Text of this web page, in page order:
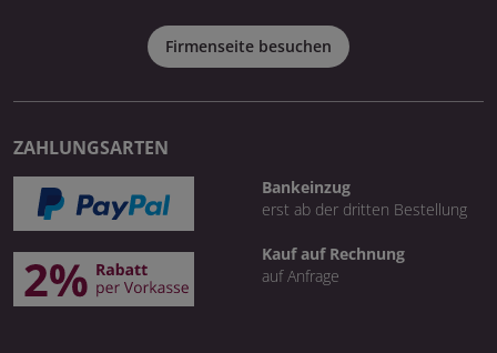
Firmenseite besuchen
ZAHLUNGSARTEN
Bankeinzug
erst ab der dritten Bestellung
Kauf auf Rechnung
auf Anfrage